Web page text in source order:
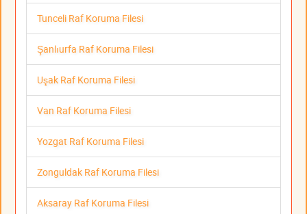
Tunceli Raf Koruma Filesi
Şanlıurfa Raf Koruma Filesi
Uşak Raf Koruma Filesi
Van Raf Koruma Filesi
Yozgat Raf Koruma Filesi
Zonguldak Raf Koruma Filesi
Aksaray Raf Koruma Filesi